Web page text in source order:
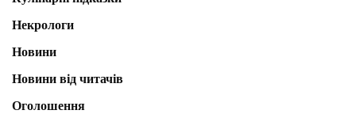
Некрологи
Новини
Новини від читачів
Оголошення